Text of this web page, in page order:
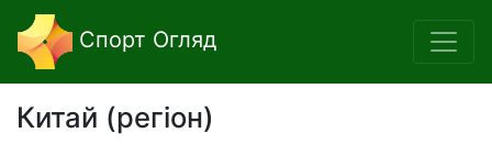
Спорт Огляд
Китай (регіон)